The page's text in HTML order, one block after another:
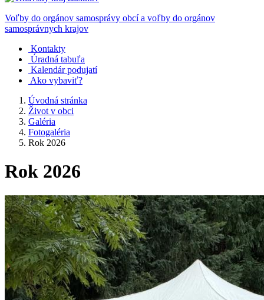
Voľby do orgánov samosprávy obcí a voľby do orgánov
samosprávnych krajov
Kontakty
Úradná tabuľa
Kalendár podujatí
Ako vybaviť?
Úvodná stránka
Život v obci
Galéria
Fotogaléria
Rok 2026
Rok 2026